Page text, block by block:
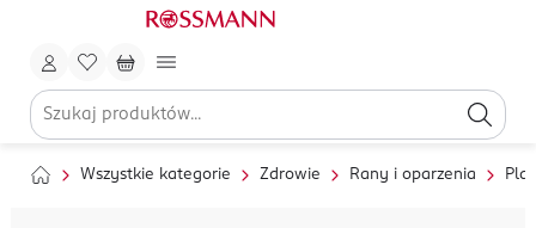
Wszystkie kategorie Zdrowie Rany i oparzenia